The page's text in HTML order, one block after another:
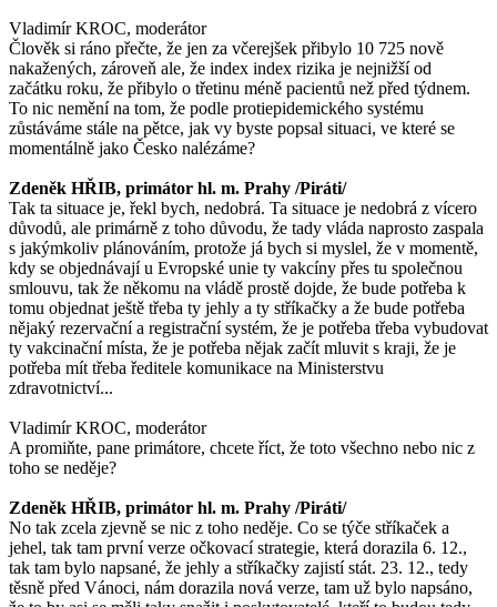
Vladimír KROC, moderátor
Člověk si ráno přečte, že jen za včerejšek přibylo 10 725 nově
nakažených, zároveň ale, že index index rizika je nejnižší od
začátku roku, že přibylo o třetinu méně pacientů než před týdnem.
To nic nemění na tom, že podle protiepidemického systému
zůstáváme stále na pětce, jak vy byste popsal situaci, ve které se
momentálně jako Česko nalézáme?
Zdeněk HŘIB, primátor hl. m. Prahy /Piráti/
Tak ta situace je, řekl bych, nedobrá. Ta situace je nedobrá z vícero
důvodů, ale primárně z toho důvodu, že tady vláda naprosto zaspala
s jakýmkoliv plánováním, protože já bych si myslel, že v momentě,
kdy se objednávají u Evropské unie ty vakcíny přes tu společnou
smlouvu, tak že někomu na vládě prostě dojde, že bude potřeba k
tomu objednat ještě třeba ty jehly a ty stříkačky a že bude potřeba
nějaký rezervační a registrační systém, že je potřeba třeba vybudovat
ty vakcinační místa, že je potřeba nějak začít mluvit s kraji, že je
potřeba mít třeba ředitele komunikace na Ministerstvu
zdravotnictví...
Vladimír KROC, moderátor
A promiňte, pane primátore, chcete říct, že toto všechno nebo nic z
toho se neděje?
Zdeněk HŘIB, primátor hl. m. Prahy /Piráti/
No tak zcela zjevně se nic z toho neděje. Co se týče stříkaček a
jehel, tak tam první verze očkovací strategie, která dorazila 6. 12.,
tak tam bylo napsané, že jehly a stříkačky zajistí stát. 23. 12., tedy
těsně před Vánoci, nám dorazila nová verze, tam už bylo napsáno,